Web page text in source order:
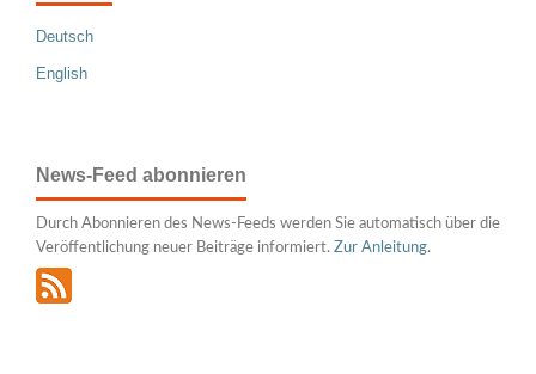
Deutsch
English
News-Feed abonnieren
Durch Abonnieren des News-Feeds werden Sie automatisch über die
Veröffentlichung neuer Beiträge informiert. Zur Anleitung.